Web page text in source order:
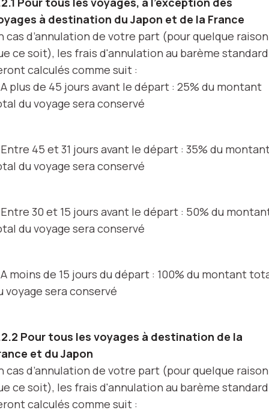
à destination du Japon et de la France
cas d’annulation de votre part (pour quelque raison
ce soit), les frais d'annulation au barème standard
calculés comme suit :
plus de 45 jours avant le départ : 25% du montant
du voyage sera conservé
45 et 31 jours avant le départ : 35% du
du voyage sera conservé
30 et 15 jours avant le départ : 50% du
du voyage sera conservé
moins de 15 jours du départ : 100% du montant
voyage sera conservé
Pour tous les voyages à destination de la
et du Japon
cas d’annulation de votre part (pour quelque raison
ce soit), les frais d'annulation au barème standard
calculés comme suit :